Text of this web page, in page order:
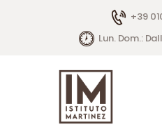
+39
Lun. Dom.: